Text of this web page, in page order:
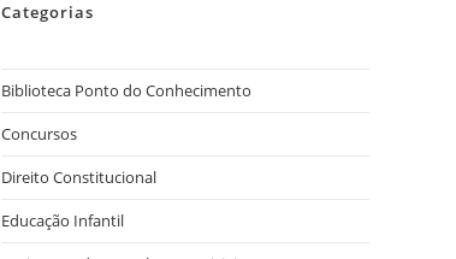
Categorias
Biblioteca Ponto do Conhecimento
Concursos
Direito Constitucional
Educação Infantil